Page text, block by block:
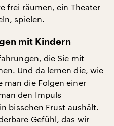
frei räumen, ein Theater
spielen.
mit Kindern
die Sie mit
Und da lernen die, wie
man die Folgen einer
den Impuls
bisschen Frust aushält.
Gefühl, das wir